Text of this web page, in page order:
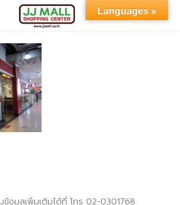
อมูลเพิ่มเติมได้ที่ โทร 02-0301768
Languages »
Sign in